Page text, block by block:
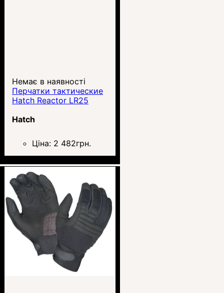
Немає в наявності
Перчатки тактические
Hatch Reactor LR25
Hatch
Ціна: 2 482грн.